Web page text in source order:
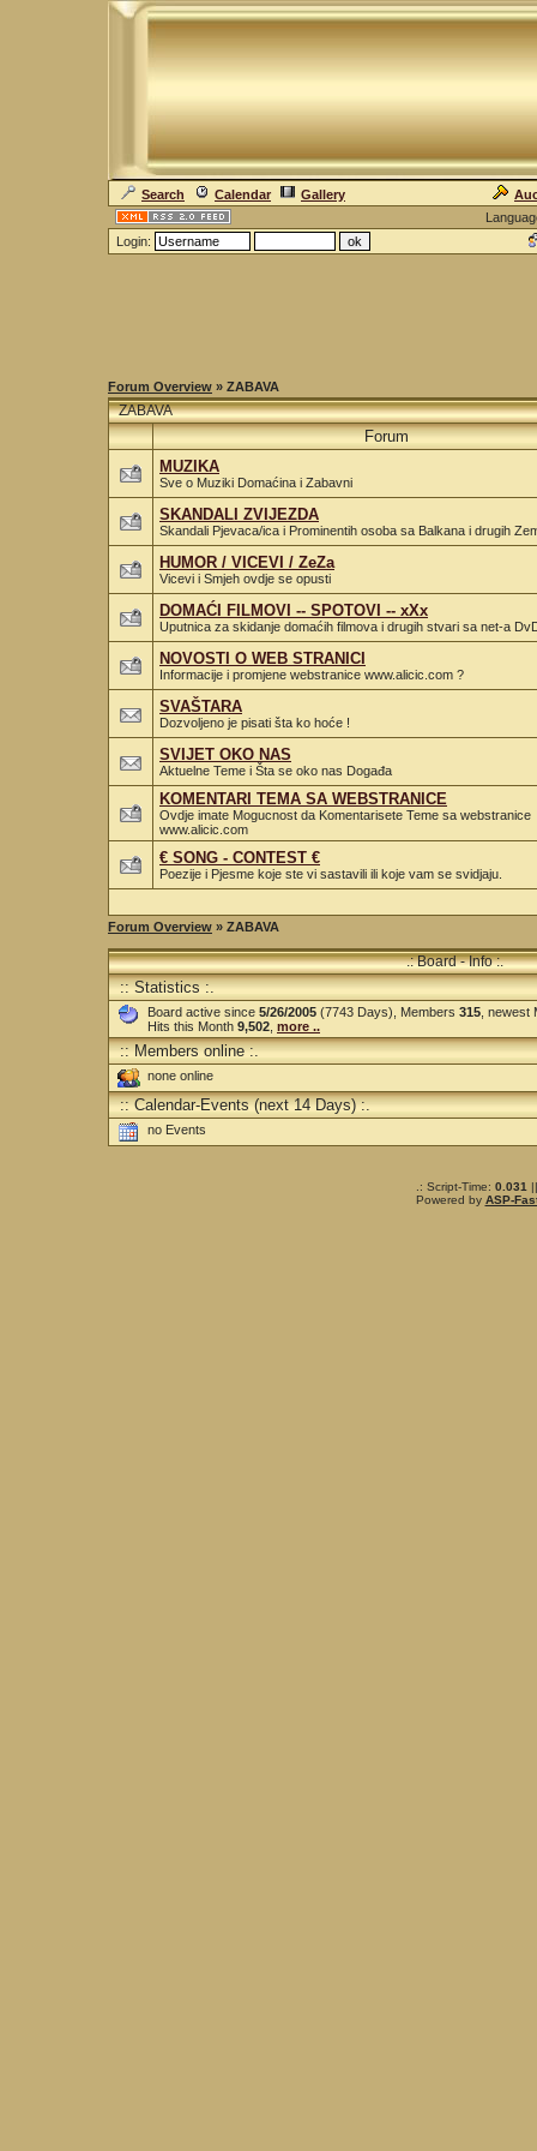
Search Calendar Gallery
Login:
Forum Overview » ZABAVA
ZABAVA
Forum
MUZIKA
Sve o Muziki Domaćina i Zabavni
SKANDALI ZVIJEZDA
Skandali Pjevaca/ica i Prominentih osoba sa Balkana i drugih
HUMOR / VICEVI / ZeZa
Vicevi i Smjeh ovdje se opusti
DOMAĆI FILMOVI -- SPOTOVI -- xXx
Uputnica za skidanje domaćih filmova i drugih stvari sa net-a
NOVOSTI O WEB STRANICI
Informacije i promjene webstranice www.alicic.com ?
SVAŠTARA
Dozvoljeno je pisati šta ko hoće !
SVIJET OKO NAS
Aktuelne Teme i Šta se oko nas Događa
KOMENTARI TEMA SA WEBSTRANICE
Ovdje imate Mogucnost da Komentarisete Teme sa webstranice
www.alicic.com
€ SONG - CONTEST €
Poezije i Pjesme koje ste vi sastavili ili koje vam se svidjaju.
Forum Overview » ZABAVA
.: Board - Info :.
:: Statistics :.
Board active since 5/26/2005 (7743 Days), Members 315 ,
Hits this Month 9,502 more ..
:: Members online :.
none online
:: Calendar-Events (next 14 Days) :.
no Events
.: Script-Time: 0.031
Powered by ASP-